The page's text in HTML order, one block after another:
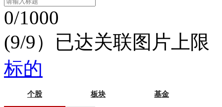
0/1000
(9/9）已达关联图片上限
标的
个股 板块 基金